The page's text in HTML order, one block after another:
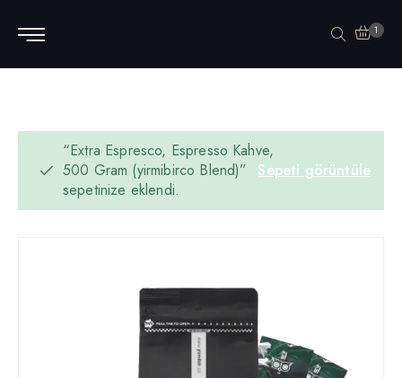
1
Sepeti görüntüle
“Extra Espresco, Espresso Kahve,
500 Gram (yirmibirco Blend)”
sepetinize eklendi.